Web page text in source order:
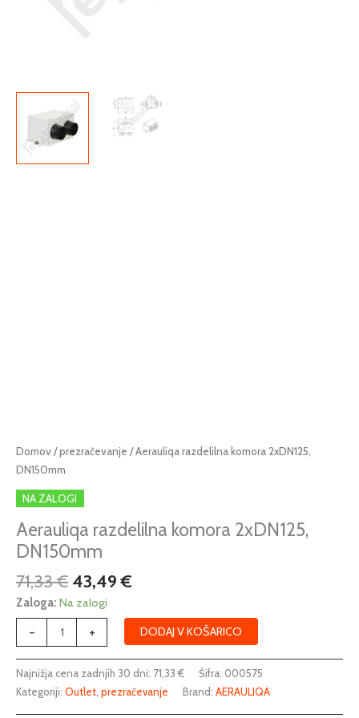
Domov/prezračevanje / Aerauliqa razdelilna komora 2xDN125,
DN150mm
NA ZALOGI
Aerauliqa razdelilna komora 2xDN125,
DN150mm
71,33€
Izvirna
je
bila:
71,33 €.
43,49€
Trenutna
Zaloga: Na zalogi
-
Aerauliqa
razdelilna
komora
2xDN125,
DN150mm
količina
+ DODAJ V KOŠARICO
Najnižja cena zadnjih 30 dni: 71,33€ Šifra: 000575
Kategoriji: Outlet, prezračevanje Brand: AERAULIQA